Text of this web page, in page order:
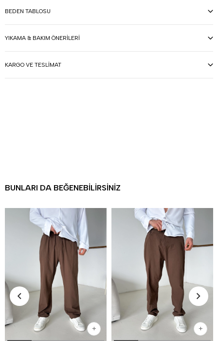
BEDEN TABLOSU
YIKAMA & BAKIM ÖNERILERI
KARGO VE TESLIMAT
BUNLARI DA BEĞENEBILIRSINIZ